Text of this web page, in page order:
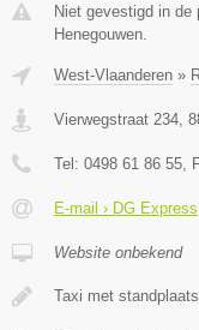
Niet gevestigd in
Henegouwen.
West-Vlaanderen »
Vierwegstraat 234,
Tel: 0498 61 86 55,
E-mail › DG Express
Website onbekend
Taxi met